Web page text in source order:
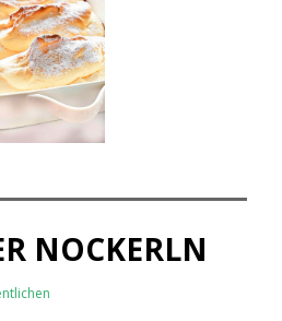
NOCKERLN